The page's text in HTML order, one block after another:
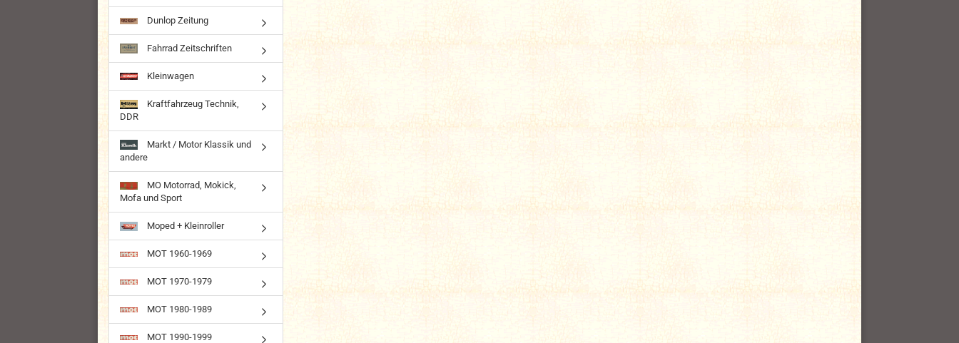
Dunlop Zeitung
Fahrrad Zeitschriften
Kleinwagen
Kraftfahrzeug Technik,
DDR
Markt / Motor Klassik und
andere
MO Motorrad, Mokick,
Mofa und Sport
Moped + Kleinroller
MOT 1960-1969
MOT 1970-1979
MOT 1980-1989
MOT 1990-1999